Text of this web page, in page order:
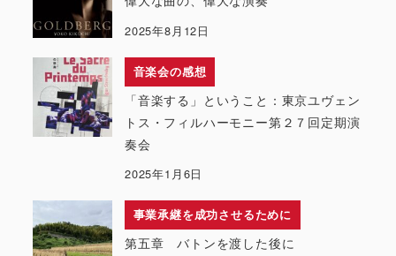
2025年8月12日
音楽会の感想
「音楽する」ということ：東京ユヴェン
トス・フィルハーモニー第２７回定期演
奏会
2025年1月6日
事業承継を成功させるために
第五章 バトンを渡した後に